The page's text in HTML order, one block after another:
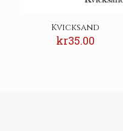
Kvicksand
kr35.00